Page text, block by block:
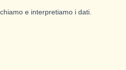
e interpretiamo i dati.